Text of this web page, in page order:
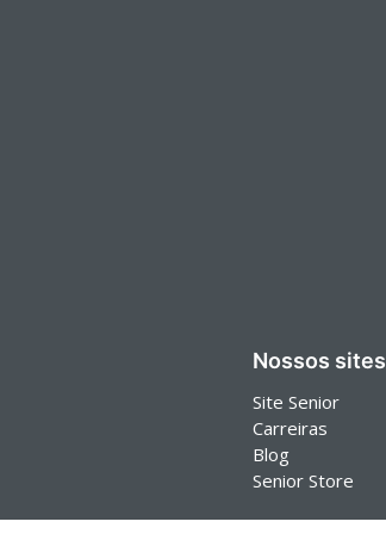
Nossos sites
Site Senior
Carreiras
Blog
Senior Store